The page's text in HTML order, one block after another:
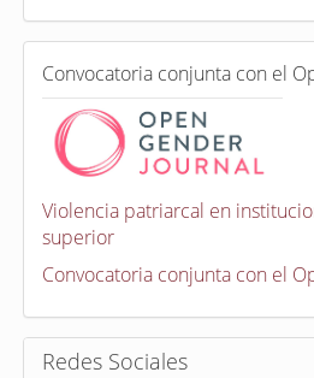
a
e
n
C
o
o
a
t
o
r
a
s
Convocatoria conjunta con el
Violencia patriarcal en
superior
Convocatoria conjunta con el
Redes Sociales